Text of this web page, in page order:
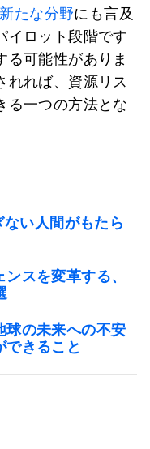
新たな分野にも言及
イロット段階です
る可能性がありま
れれば、資源リス
る一つの方法とな
い人間がもたら
スを変革する、
球の未来への不安
できること